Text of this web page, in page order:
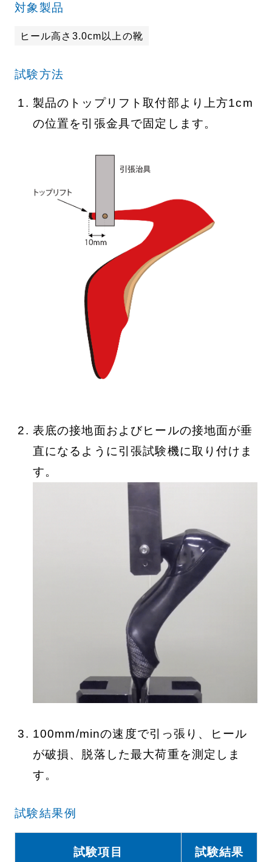
対象製品
ヒール高さ3.0cm以上の靴
試験方法
製品のトップリフト取付部より上方1cm
の位置を引張金具で固定します。
表底の接地面およびヒールの接地面が垂
直になるように引張試験機に取り付けま
す。
100mm/minの速度で引っ張り、ヒール
が破損、脱落した最大荷重を測定しま
す。
試験結果例
試験項目 試験結果